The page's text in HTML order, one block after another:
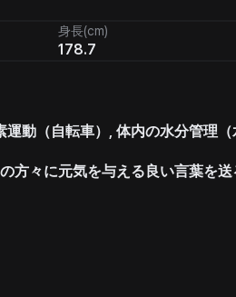
身長(cm)
178.7
動（自転車）, 体内の水分管理（
方々に元気を与える良い言葉を送